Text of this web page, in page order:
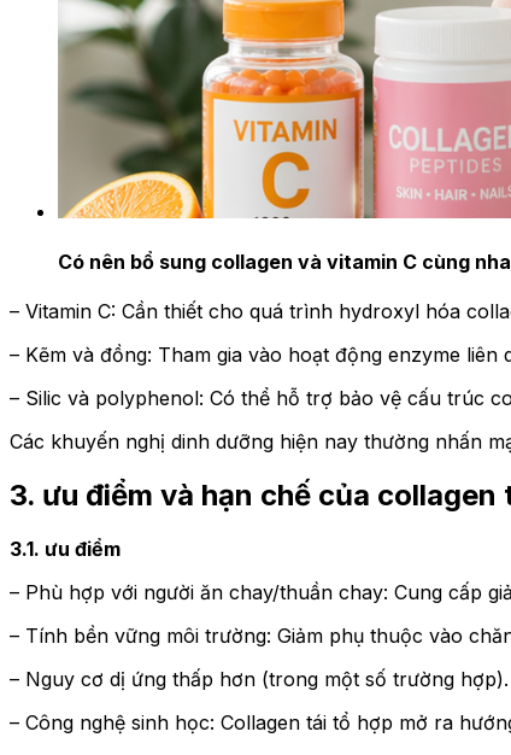
Có nên bổ sung collagen và vitamin C cùng
– Vitamin C: Cần thiết cho quá trình hydroxyl hóa
– Kẽm và đồng: Tham gia vào hoạt động enzyme liên
– Silic và polyphenol: Có thể hỗ trợ bảo vệ cấu trúc
Các khuyến nghị dinh dưỡng hiện nay thường nhấn
3. ưu điểm và hạn chế của
3.1. ưu điểm
– Phù hợp với người ăn chay/thuần chay: Cung cấp
– Tính bền vững môi trường: Giảm phụ thuộc vào
– Nguy cơ dị ứng thấp hơn (trong một số trường hợp).
– Công nghệ sinh học: Collagen tái tổ hợp mở ra